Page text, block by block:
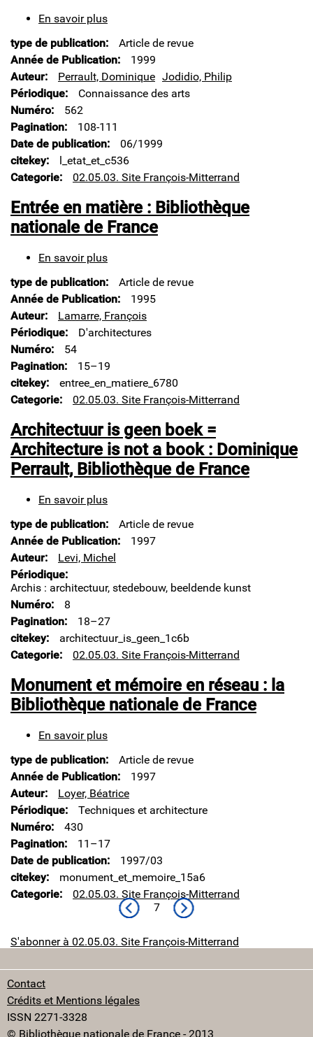
En savoir plus
et
l'architecte
[entretien
avec
Dominique
type de publication
Article de revue
Année de Publication
1999
Auteur
Perrault, Dominique Jodidio, Philip
Périodique
Connaissance des arts
Numéro
562
Pagination
108-111
Date de publication
06/1999
citekey
l_etat_et_c536
Categorie
02.05.03. Site François-Mitterrand
Entrée en matière : Bibliothèque
nationale de France
En savoir plus
en
matière
:
Bibliothèque
nationale
France
type de publication
Article de revue
Année de Publication
1995
Auteur
Lamarre, François
Périodique
D'architectures
Numéro
54
Pagination
15–19
citekey
entree_en_matiere_6780
Categorie
02.05.03. Site François-Mitterrand
Architectuur is geen boek =
Architecture is not a book : Dominique
Perrault, Bibliothèque de France
En savoir plus
is
geen
boek
=
is
a
book
:
Dominique
Bibliothèque
de
France
type de publication
Article de revue
Année de Publication
1997
Auteur
Levi, Michel
Périodique
Archis : architectuur, stedebouw, beeldende kunst
Numéro
8
Pagination
18–27
citekey
architectuur_is_geen_1c6b
Categorie
02.05.03. Site François-Mitterrand
Monument et mémoire en réseau : la
Bibliothèque nationale de France
En savoir plus
et
mémoire
en
réseau
:
Bibliothèque
nationale
de
France
type de publication
Article de revue
Année de Publication
1997
Auteur
Loyer, Béatrice
Périodique
Techniques et architecture
Numéro
430
Pagination
11–17
Date de publication
1997/03
citekey
monument_et_memoire_15a6
Categorie
02.05.03. Site François-Mitterrand
Page précédente
7 Page suivante
S'abonner à 02.05.03. Site François-Mitterrand
Contact
Crédits et Mentions légales
ISSN 2271-3328
© Bibliothèque nationale de France - 2013